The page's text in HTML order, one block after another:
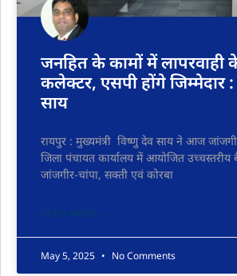
जनहित के कामों में लापरवाही
कलेक्टर, एसपी होंगे जिम्मेदार :
साय
रायपुर : मुख्यमंत्री विष्णु देव साय ने आज
जिला पंचायत कार्यालय में आयोजित
जांजगीर-चांपा, सक्ती एवं कोरबा
READ MORE »
May 5, 2025 No Comments